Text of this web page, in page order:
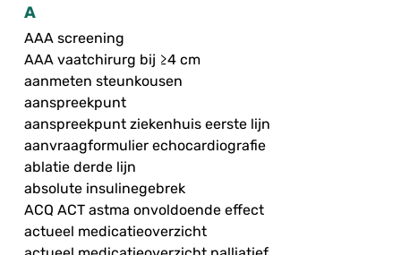
A
AAA screening
AAA vaatchirurg bij ≥4 cm
aanmeten steunkousen
aanspreekpunt
aanspreekpunt ziekenhuis eerste lijn
aanvraagformulier echocardiografie
ablatie derde lijn
absolute insulinegebrek
ACQ ACT astma onvoldoende effect
actueel medicatieoverzicht